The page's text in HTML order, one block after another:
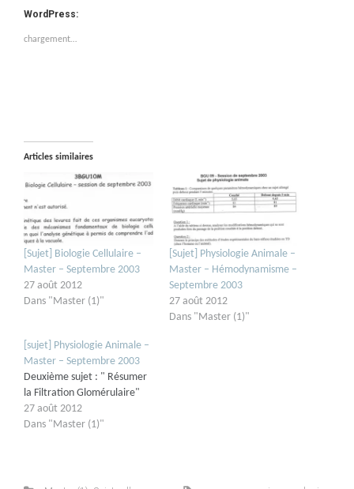
WordPress:
chargement…
Articles similaires
[Sujet] Biologie Cellulaire –
Master – Septembre 2003
27 août 2012
Dans "Master (1)"
[Sujet] Physiologie Animale –
Master – Hémodynamisme –
Septembre 2003
27 août 2012
Dans "Master (1)"
[sujet] Physiologie Animale –
Master – Septembre 2003
Deuxième sujet : " Résumer
la Filtration Glomérulaire"
27 août 2012
Dans "Master (1)"